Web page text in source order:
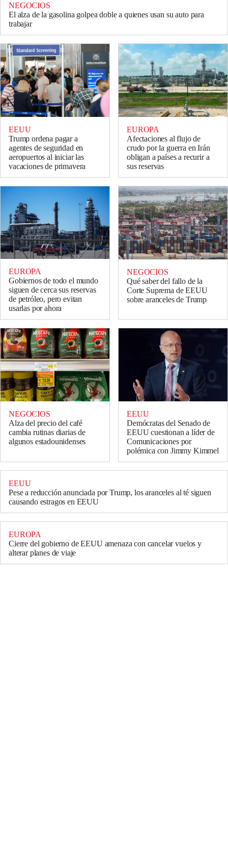
NEGOCIOS
El alza de la gasolina golpea doble a quienes usan su auto para
trabajar
EEUU
Trump ordena pagar a
agentes de seguridad en
aeropuertos al iniciar las
vacaciones de primavera
EUROPA
Afectaciones al flujo de
crudo por la guerra en Irán
obligan a países a recurir a
sus reservas
EUROPA
Gobiernos de todo el mundo
siguen de cerca sus reservas
de petróleo, pero evitan
usarlas por ahora
NEGOCIOS
Qué saber del fallo de la
Corte Suprema de EEUU
sobre aranceles de Trump
NEGOCIOS
Alza del precio del café
cambia rutinas diarias de
algunos estadounidenses
EEUU
Demócratas del Senado de
EEUU cuestionan a líder de
Comunicaciones por
polémica con Jimmy Kimmel
EEUU
Pese a reducción anunciada por Trump, los aranceles al té siguen
causando estragos en EEUU
EUROPA
Cierre del gobierno de EEUU amenaza con cancelar vuelos y
alterar planes de viaje